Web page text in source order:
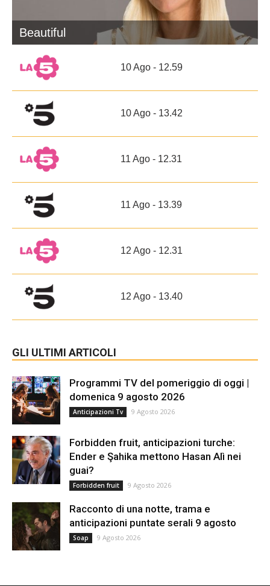
Beautiful
10 Ago - 12.59
10 Ago - 13.42
11 Ago - 12.31
11 Ago - 13.39
12 Ago - 12.31
12 Ago - 13.40
GLI ULTIMI ARTICOLI
Programmi TV del pomeriggio di oggi |
domenica 9 agosto 2026
Anticipazioni Tv 9 Agosto 2026
Forbidden fruit, anticipazioni turche:
Ender e Şahika mettono Hasan Alì nei
guai?
Forbidden fruit 9 Agosto 2026
Racconto di una notte, trama e
anticipazioni puntate serali 9 agosto
Soap 9 Agosto 2026